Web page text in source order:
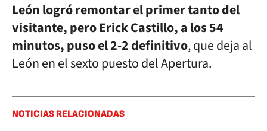
León logró remontar el primer tanto del
visitante, pero Erick Castillo, a los 54
minutos, puso el 2-2 definitivo, que deja al
León en el sexto puesto del Apertura.
NOTICIAS RELACIONADAS